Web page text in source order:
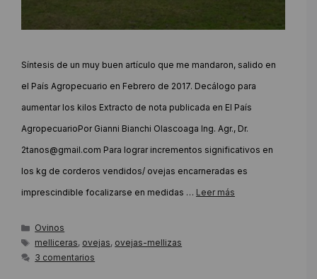
Síntesis de un muy buen artículo que me mandaron, salido en
el País Agropecuario en Febrero de 2017. Decálogo para
aumentar los kilos Extracto de nota publicada en El País
AgropecuarioPor Gianni Bianchi Olascoaga Ing. Agr., Dr.
2tanos@gmail.com Para lograr incrementos significativos en
los kg de corderos vendidos/ ovejas encarneradas es
imprescindible focalizarse en medidas … Leer más
Categorías
Ovinos
Etiquetas
melliceras, ovejas, ovejas-mellizas
3 comentarios